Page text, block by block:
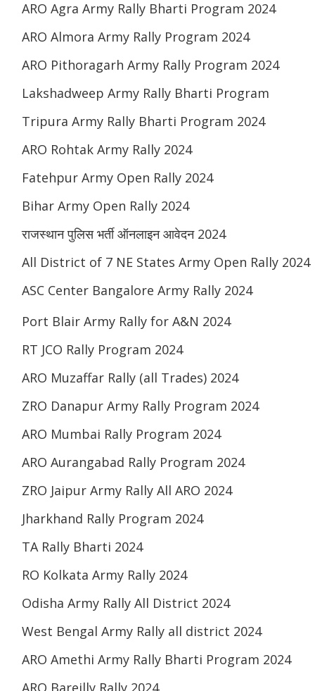
ARO Agra Army Rally Bharti Program 2024
ARO Almora Army Rally Program 2024
ARO Pithoragarh Army Rally Program 2024
Lakshadweep Army Rally Bharti Program
Tripura Army Rally Bharti Program 2024
ARO Rohtak Army Rally 2024
Fatehpur Army Open Rally 2024
Bihar Army Open Rally 2024
राजस्थान पुलिस भर्ती ऑनलाइन आवेदन 2024
All District of 7 NE States Army Open Rally 2024
ASC Center Bangalore Army Rally 2024
Port Blair Army Rally for A&N 2024
RT JCO Rally Program 2024
ARO Muzaffar Rally (all Trades) 2024
ZRO Danapur Army Rally Program 2024
ARO Mumbai Rally Program 2024
ARO Aurangabad Rally Program 2024
ZRO Jaipur Army Rally All ARO 2024
Jharkhand Rally Program 2024
TA Rally Bharti 2024
RO Kolkata Army Rally 2024
Odisha Army Rally All District 2024
West Bengal Army Rally all district 2024
ARO Amethi Army Rally Bharti Program 2024